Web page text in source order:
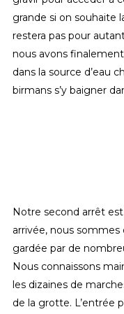
grande si on souhaite
restera pas pour
nous avons
dans la source d’eau
birmans s’y baigner
Notre second arrêt est
arrivée, nous
gardée par de
Nous connaissons
les dizaines de
de la grotte. L’entrée